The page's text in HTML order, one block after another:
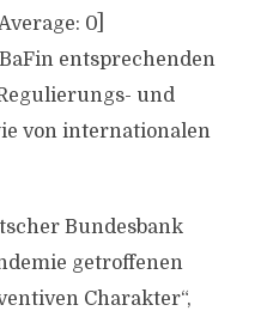
0]
entsprechenden
und
von internationalen
Bundesbank
getroffenen
Charakter“,